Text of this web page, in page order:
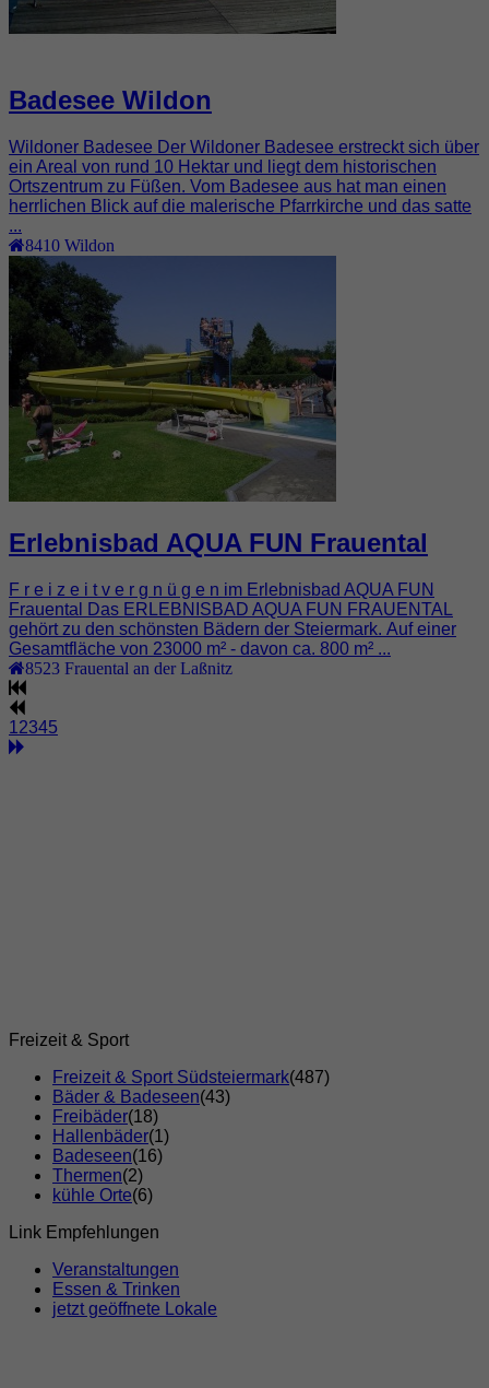
Badesee Wildon
Wildoner Badesee Der Wildoner Badesee erstreckt sich über
ein Areal von rund 10 Hektar und liegt dem historischen
Ortszentrum zu Füßen. Vom Badesee aus hat man einen
herrlichen Blick auf die malerische Pfarrkirche und das satte
...
8410 Wildon
Erlebnisbad AQUA FUN Frauental
F r e i z e i t v e r g n ü g e n im Erlebnisbad AQUA FUN
Frauental Das ERLEBNISBAD AQUA FUN FRAUENTAL
gehört zu den schönsten Bädern der Steiermark. Auf einer
Gesamtfläche von 23000 m² - davon ca. 800 m² ...
8523 Frauental an der Laßnitz
1 2345
Freizeit & Sport
Freizeit & Sport Südsteiermark(487)
Bäder & Badeseen(43)
Freibäder(18)
Hallenbäder(1)
Badeseen(16)
Thermen(2)
kühle Orte(6)
Link Empfehlungen
Veranstaltungen
Essen & Trinken
jetzt geöffnete Lokale